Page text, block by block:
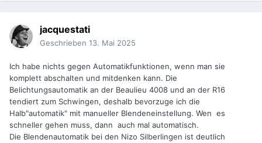
jacquestati
Geschrieben 13. Mai 2025
Ich habe nichts gegen Automatikfunktionen, wenn man sie
komplett abschalten und mitdenken kann. Die
Belichtungsautomatik an der Beaulieu 4008 und an der R16
tendiert zum Schwingen, deshalb bevorzuge ich die
Halb"automatik" mit manueller Blendeneinstellung. Wen es
schneller gehen muss, dann auch mal automatisch.
Die Blendenautomatik bei den Nizo Silberlingen ist deutlich